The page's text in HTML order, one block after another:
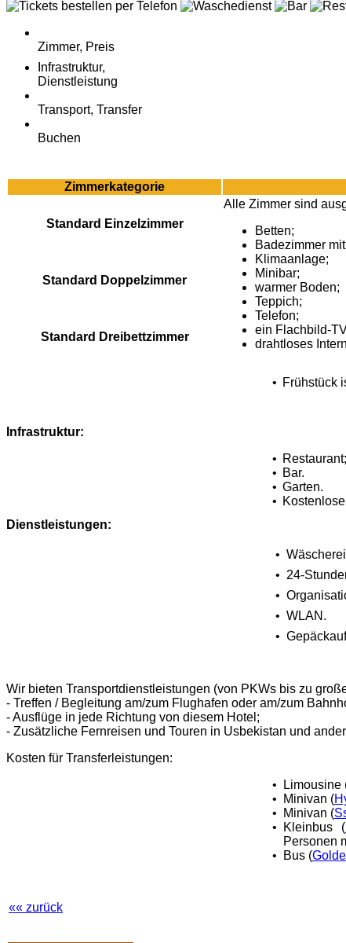
Zimmer, Preis
Infrastruktur,
Dienstleistung
Transport, Transfer
Buchen
Zimmerkategorie
Standard Einzelzimmer
Alle Zimmer sind
Betten;
Badezimmer
Klimaanlage;
Minibar;
warmer Boden;
Teppich;
Telefon;
ein Flachbild-
drahtloses
Standard Doppelzimmer
Standard Dreibettzimmer
• Frühstück
Infrastruktur:
• Restaurant;
• Bar.
• Garten.
•
Dienstleistungen:
•
• 24-
•
• WLAN.
•
Wir bieten Transportdienstleistungen (von PKWs bis zu
- Treffen / Begleitung am/zum Flughafen oder am/zum
- Ausflüge in jede Richtung von diesem Hotel;
- Zusätzliche Fernreisen und Touren in Usbekistan und
Kosten für Transferleistungen:
•
Limousine
•
Minivan (
•
Minivan (
•
Kleinbus (
Personen
•
Bus (
«« zurück